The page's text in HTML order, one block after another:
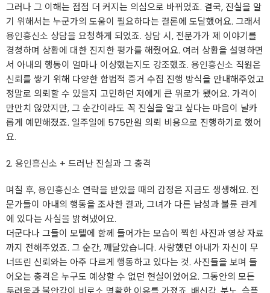
그러나 그 이해는 점점 더 커지는 의심으로 바뀌었죠. 결국, 진실을 알
기 위해서는 누군가의 도움이 필요하다는 결론에 도달했어요. 그래서
용인흥신소 상담을 요청하게 되었죠. 상담 시, 전문가가 제 이야기를
경청하며 상황에 대한 진지한 평가를 해줬어요. 여러 상황을 설명하면
서 아내의 행동이 얼마나 이상했는지도 강조했죠. 용인흥신소 직원은
신뢰를 쌓기 위해 다양한 합법적 증거 수집 진행 방식을 안내해주었고
정말로 의뢰할 수 있을지 고민하던 저에게 큰 위로가 됐어요. 가격이
만만치 않았지만, 그 순간이라도 꼭 진실을 알고 싶다는 마음이 날카
롭게 예민해졌죠. 일주일에 575만원 의뢰 비용으로 진행하기로 했어
요.
2. 용인흥신소 + 드러난 진실과 그 충격
며칠 후,용인흥신소 연락을 받았을 때의 감정은 지금도 생생해요. 전
문가들이 아내의 행동을 조사한 결과, 그녀가 다른 남성과 불륜 관계
에 있다는 사실을 밝혀냈어요.
더군다나 그들이 모텔에 함께 들어가는 모습이 찍힌 사진과 영상 자료
까지 전해주었죠. 그 순간, 깨달았습니다. 사랑했던 아내가 자신이 무
너뜨린 신뢰와는 아주 다르게 행동하고 있다는 것. 사진들을 보며 들
어오는 충격은 누구도 예상할 수 없던 현실이었어요. 그동안의 모든